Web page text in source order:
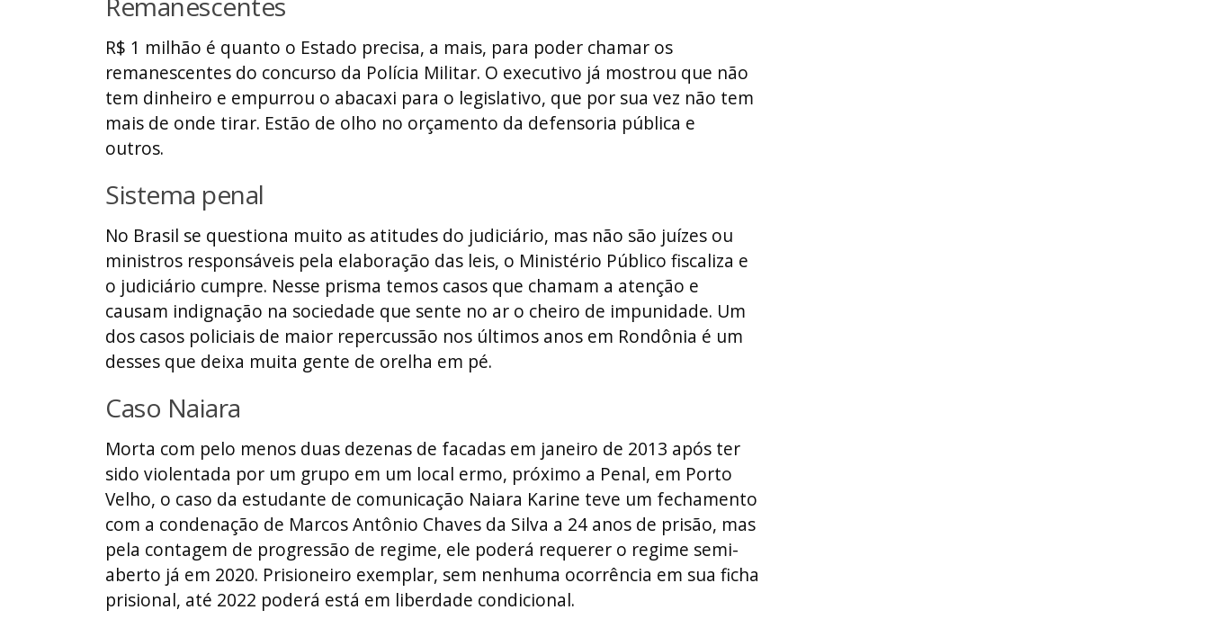
R$ 1 milhão é quanto o Estado precisa, a mais, para poder chamar os
remanescentes do concurso da Polícia Militar. O executivo já mostrou que não
tem dinheiro e empurrou o abacaxi para o legislativo, que por sua vez não tem
mais de onde tirar. Estão de olho no orçamento da defensoria pública e
outros.
Sistema penal
No Brasil se questiona muito as atitudes do judiciário, mas não são juízes ou
ministros responsáveis pela elaboração das leis, o Ministério Público fiscaliza e
o judiciário cumpre. Nesse prisma temos casos que chamam a atenção e
causam indignação na sociedade que sente no ar o cheiro de impunidade. Um
dos casos policiais de maior repercussão nos últimos anos em Rondônia é um
desses que deixa muita gente de orelha em pé.
Caso Naiara
Morta com pelo menos duas dezenas de facadas em janeiro de 2013 após ter
sido violentada por um grupo em um local ermo, próximo a Penal, em Porto
Velho, o caso da estudante de comunicação Naiara Karine teve um fechamento
com a condenação de Marcos Antônio Chaves da Silva a 24 anos de prisão, mas
pela contagem de progressão de regime, ele poderá requerer o regime semi-
aberto já em 2020. Prisioneiro exemplar, sem nenhuma ocorrência em sua ficha
prisional, até 2022 poderá está em liberdade condicional.